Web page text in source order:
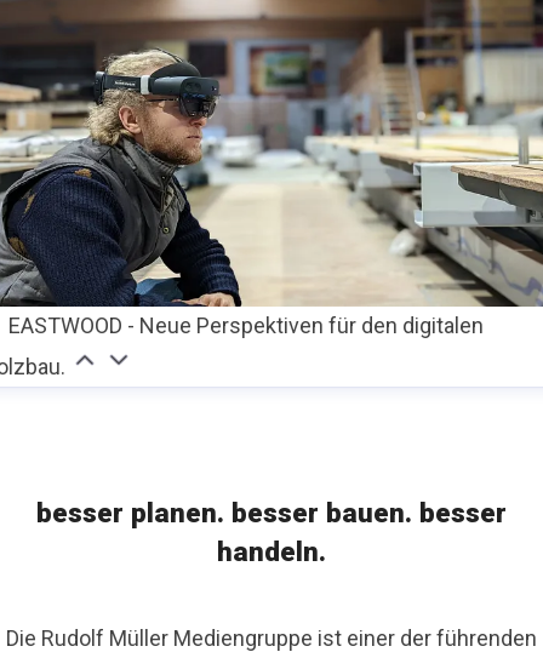
EASTWOOD - Neue Perspektiven für den digitalen
besser planen. besser bauen. besser
handeln.
Die Rudolf Müller Mediengruppe ist einer der führenden